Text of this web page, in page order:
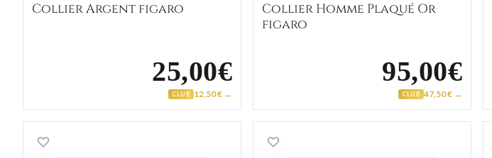
Collier Argent figaro
25,00€
CLUB 12,50 € →
Collier Homme Plaqué Or
figaro
95,00€
CLUB 47,50 € →